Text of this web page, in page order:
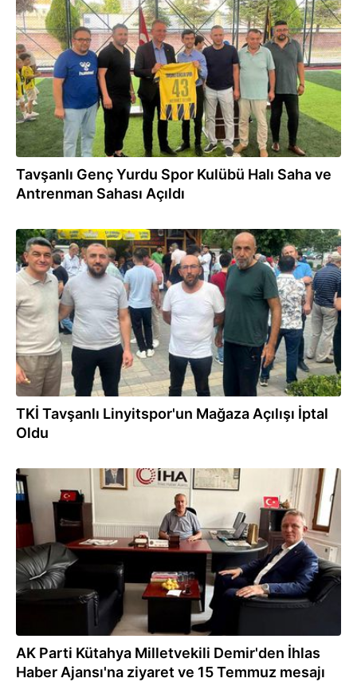
02.08.2025
Tavşanlı Genç Yurdu Spor Kulübü Halı Saha ve
Antrenman Sahası Açıldı
01.08.2025
TKİ Tavşanlı Linyitspor'un Mağaza Açılışı İptal
Oldu
AK Parti Kütahya Milletvekili Demir'den İhlas
Haber Ajansı'na ziyaret ve 15 Temmuz mesajı